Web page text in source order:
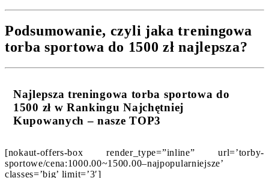
Podsumowanie, czyli jaka treningowa
torba sportowa do 1500 zł najlepsza?
Najlepsza treningowa torba sportowa do
1500 zł w Rankingu Najchętniej
Kupowanych – nasze TOP3
[nokaut-offers-box render_type=”inline” url=’torby-
sportowe/cena:1000.00~1500.00–najpopularniejsze’
classes=’big’ limit=’3′]